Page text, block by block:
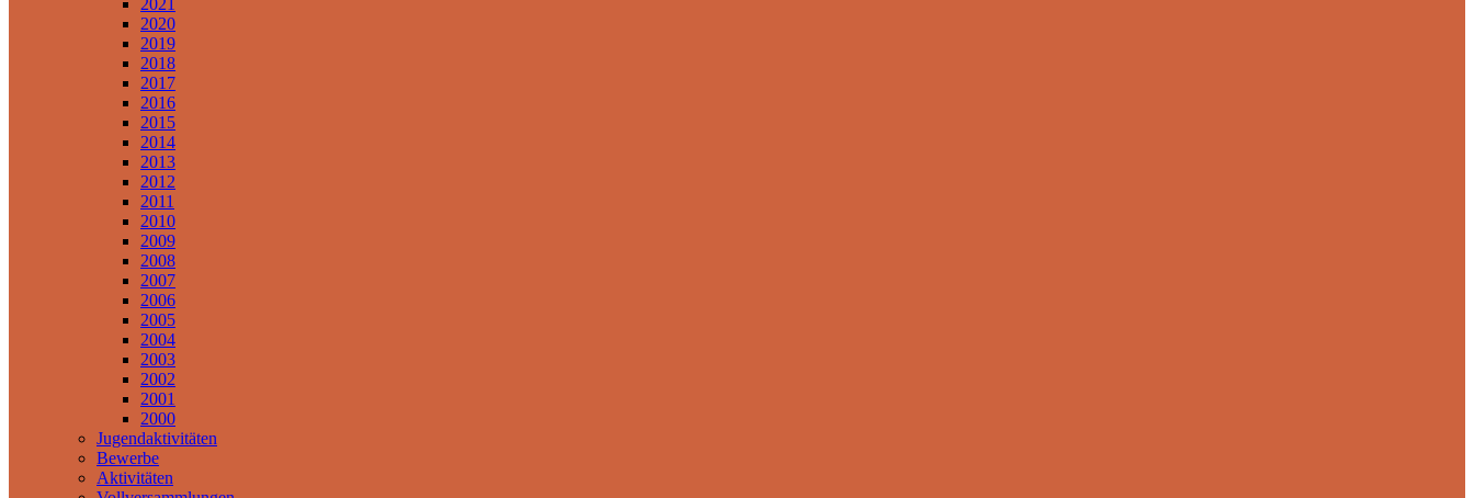
2021
2020
2019
2018
2017
2016
2015
2014
2013
2012
2011
2010
2009
2008
2007
2006
2005
2004
2003
2002
2001
2000
Jugendaktivitäten
Bewerbe
Aktivitäten